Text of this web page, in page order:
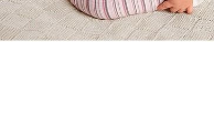
Смотреть проект